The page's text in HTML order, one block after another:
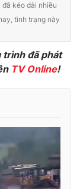
kéo dài nhiều
tình trạng này
trình đã phát
TV Online!